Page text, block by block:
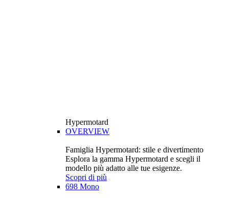
Hypermotard
OVERVIEW
Famiglia Hypermotard: stile e divertimento
Esplora la gamma Hypermotard e scegli il
modello più adatto alle tue esigenze.
Scopri di più
698 Mono